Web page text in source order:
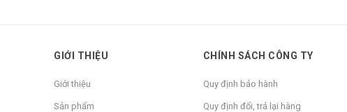
GIỚI THIỆU
Giới thiệu
Sản phẩm
CHÍNH SÁCH CÔNG TY
Quy định bảo hành
Quy định đổi, trả lại hàng